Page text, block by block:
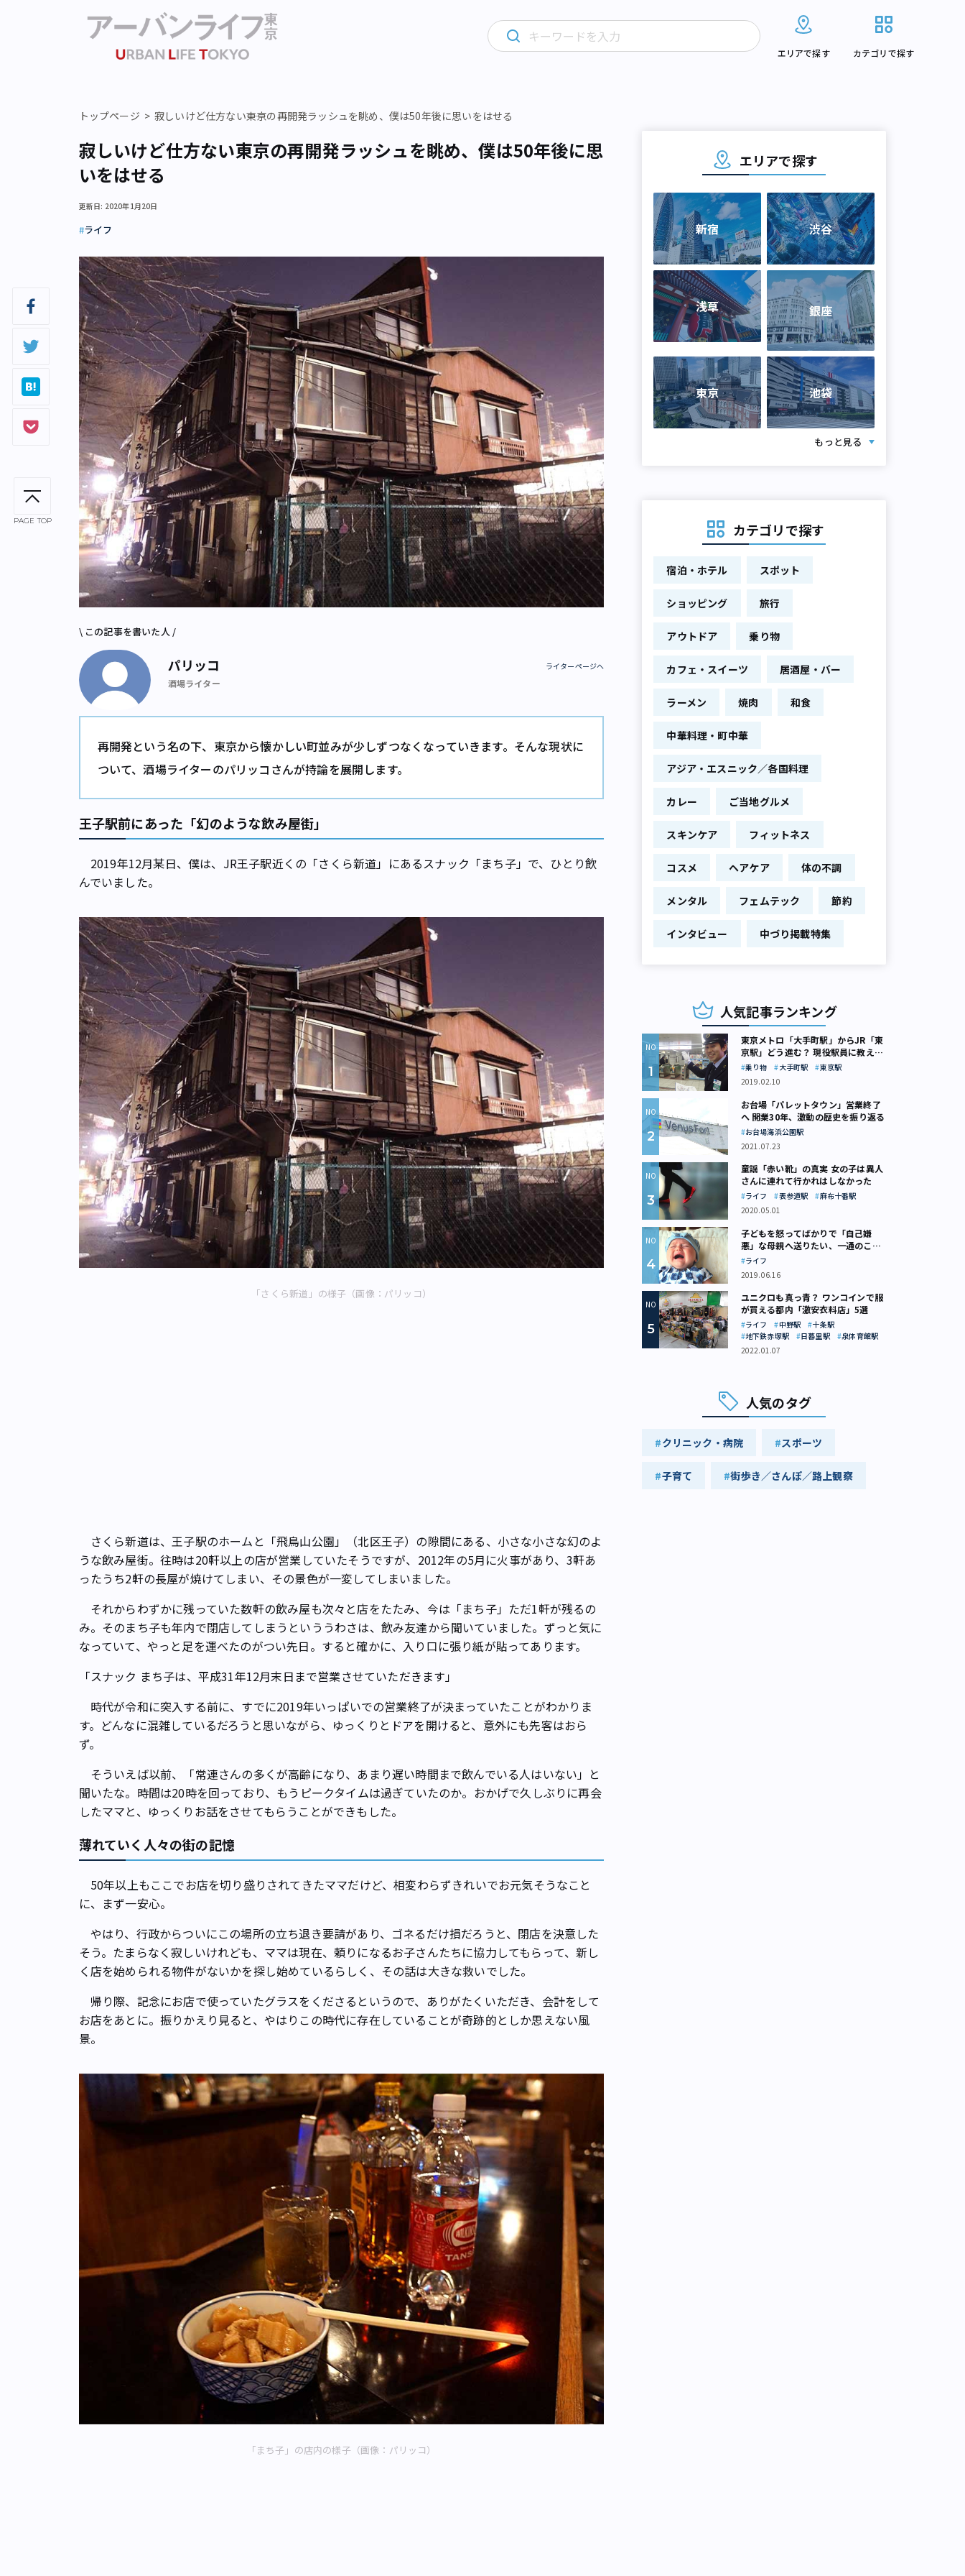
エリアで探す カテゴリで探す
PAGE TOP
トップページ 寂しいけど仕方ない――東京の再開発ラッシュを眺め、僕は50年後に思いをはせる
寂しいけど仕方ない――東京の再開発ラッシュを眺め、僕は50年後に思
いをはせる
更新日: 2020年1月20日
ライフ
\ この記事を書いた人 /
パリッコ
酒場ライター
ライターページへ
再開発という名の下、東京から懐かしい町並みが少しずつなくなっていきます。そんな現状に
ついて、酒場ライターのパリッコさんが持論を展開します。
王子駅前にあった「幻のような飲み屋街」
2019年12月某日、僕は、JR王子駅近くの「さくら新道」にあるスナック「まち子」で、ひとり飲
んでいました。
「さくら新道」の様子（画像：パリッコ）
さくら新道は、王子駅のホームと「飛鳥山公園」（北区王子）の隙間にある、小さな小さな幻のよ
うな飲み屋街。往時は20軒以上の店が営業していたそうですが、2012年の5月に火事があり、3軒あ
ったうち2軒の長屋が焼けてしまい、その景色が一変してしまいました。
それからわずかに残っていた数軒の飲み屋も次々と店をたたみ、今は「まち子」ただ1軒が残るの
み。そのまち子も年内で閉店してしまうといううわさは、飲み友達から聞いていました。ずっと気に
なっていて、やっと足を運べたのがつい先日。すると確かに、入り口に張り紙が貼ってあります。
「スナック まち子は、平成31年12月末日まで営業させていただきます」
時代が令和に突入する前に、すでに2019年いっぱいでの営業終了が決まっていたことがわかりま
す。どんなに混雑しているだろうと思いながら、ゆっくりとドアを開けると、意外にも先客はおら
ず。
そういえば以前、「常連さんの多くが高齢になり、あまり遅い時間まで飲んでいる人はいない」と
聞いたな。時間は20時を回っており、もうピークタイムは過ぎていたのか。おかげで久しぶりに再会
したママと、ゆっくりお話をさせてもらうことができもした。
薄れていく人々の街の記憶
50年以上もここでお店を切り盛りされてきたママだけど、相変わらずきれいでお元気そうなこと
に、まず一安心。
やはり、行政からついにこの場所の立ち退き要請があり、ゴネるだけ損だろうと、閉店を決意した
そう。たまらなく寂しいけれども、ママは現在、頼りになるお子さんたちに協力してもらって、新し
く店を始められる物件がないかを探し始めているらしく、その話は大きな救いでした。
帰り際、記念にお店で使っていたグラスをくださるというので、ありがたくいただき、会計をして
お店をあとに。振りかえり見ると、やはりこの時代に存在していることが奇跡的としか思えない風
景。
「まち子」の店内の様子（画像：パリッコ）
エリアで探す
新宿 渋谷
浅草 銀座
東京 池袋
もっと見る
カテゴリで探す
宿泊・ホテル スポット
ショッピング 旅行
アウトドア 乗り物
カフェ・スイーツ 居酒屋・バー
ラーメン 焼肉 和食
中華料理・町中華
アジア・エスニック／各国料理
カレー ご当地グルメ
スキンケア フィットネス
コスメ ヘアケア 体の不調
メンタル フェムテック 節約
インタビュー 中づり掲載特集
人気記事ランキング
東京メトロ「大手町駅」からJR「東
京駅」どう進む？ 現役駅員に教えて
もらいました
乗り物 大手町駅
東京駅
2019.02.10
お台場「パレットタウン」営業終了
へ 開業30年、激動の歴史を振り返る
お台場海浜公園駅
2021.07.23
童謡「赤い靴」の真実 女の子は異人
さんに連れて行かれはしなかった
ライフ 表参道駅
麻布十番駅
2020.05.01
子どもを怒ってばかりで「自己嫌
悪」な母親へ送りたい、一通のここ
ろの処方箋
ライフ
2019.06.16
ユニクロも真っ青？ ワンコインで服
が買える都内「激安衣料店」5選
ライフ 中野駅
十条駅
地下鉄赤塚駅
日暮里駅
泉体育館駅
2022.01.07
人気のタグ
クリニック・病院 スポーツ
子育て 街歩き／さんぽ／路上観察